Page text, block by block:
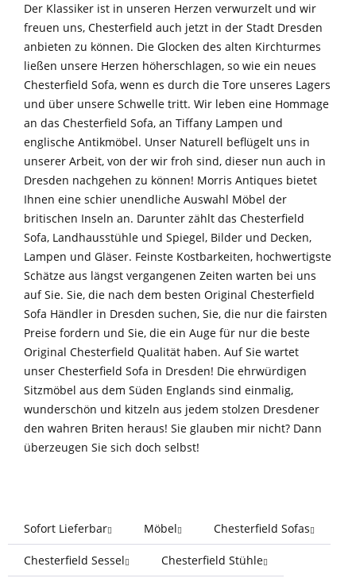
Der Klassiker ist in unseren Herzen verwurzelt und wir
freuen uns, Chesterfield auch jetzt in der Stadt Dresden
anbieten zu können. Die Glocken des alten Kirchturmes
ließen unsere Herzen höherschlagen, so wie ein neues
Chesterfield Sofa, wenn es durch die Tore unseres Lagers
und über unsere Schwelle tritt. Wir leben eine Hommage
an das Chesterfield Sofa, an Tiffany Lampen und
englische Antikmöbel. Unser Naturell beflügelt uns in
unserer Arbeit, von der wir froh sind, dieser nun auch in
Dresden nachgehen zu können! Morris Antiques bietet
Ihnen eine schier unendliche Auswahl Möbel der
britischen Inseln an. Darunter zählt das Chesterfield
Sofa, Landhausstühle und Spiegel, Bilder und Decken,
Lampen und Gläser. Feinste Kostbarkeiten, hochwertigste
Schätze aus längst vergangenen Zeiten warten bei uns
auf Sie. Sie, die nach dem besten Original Chesterfield
Sofa Händler in Dresden suchen, Sie, die nur die fairsten
Preise fordern und Sie, die ein Auge für nur die beste
Original Chesterfield Qualität haben. Auf Sie wartet
unser Chesterfield Sofa in Dresden! Die ehrwürdigen
Sitzmöbel aus dem Süden Englands sind einmalig,
wunderschön und kitzeln aus jedem stolzen Dresdener
den wahren Briten heraus! Sie glauben mir nicht? Dann
überzeugen Sie sich doch selbst!
Sofort Lieferbar Möbel Chesterfield Sofas
Chesterfield Sessel Chesterfield Stühle